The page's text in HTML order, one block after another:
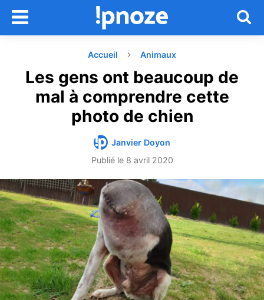
Accueil Animaux
Les gens ont beaucoup de
mal à comprendre cette
photo de chien
Janvier Doyon
Publié le 8 avril 2020